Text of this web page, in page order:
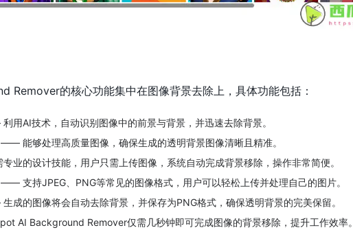
Remover的核心功能集中在图像背景去除上，具体功能包括：
用AI技术，自动识别图像中的前景与背景，并迅速去除背景。
—— 能够处理高质量图像，确保生成的透明背景图像清晰且精准。
业的设计技能，用户只需上传图像，系统自动完成背景移除，操作非常简便。
—— 支持JPEG、PNG等常见的图像格式，用户可以轻松上传并处理自己的图片。
成的图像将会自动去除背景，并保存为PNG格式，确保透明背景的完美保留。
AI Background Remover仅需几秒钟即可完成图像的背景移除，提升工作效率。